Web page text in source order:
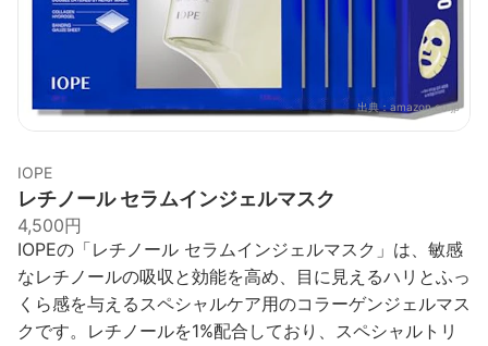
出典：amazon.co.jp
IOPE
レチノール セラムインジェルマスク
4,500円
IOPEの「レチノール セラムインジェルマスク」は、敏感
なレチノールの吸収と効能を高め、目に見えるハリとふっ
くら感を与えるスペシャルケア用のコラーゲンジェルマス
クです。レチノールを1%配合しており、スペシャルトリ